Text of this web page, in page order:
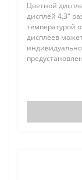
Цветной
дисплей 4.3"
температурой
дисплеев